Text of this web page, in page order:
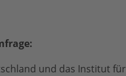
und das Institut für